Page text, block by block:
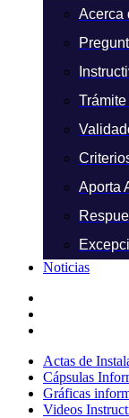
Acerca
Trámite
Aporta
Noticias
Actas de
Cápsulas
Gráficas
Videos